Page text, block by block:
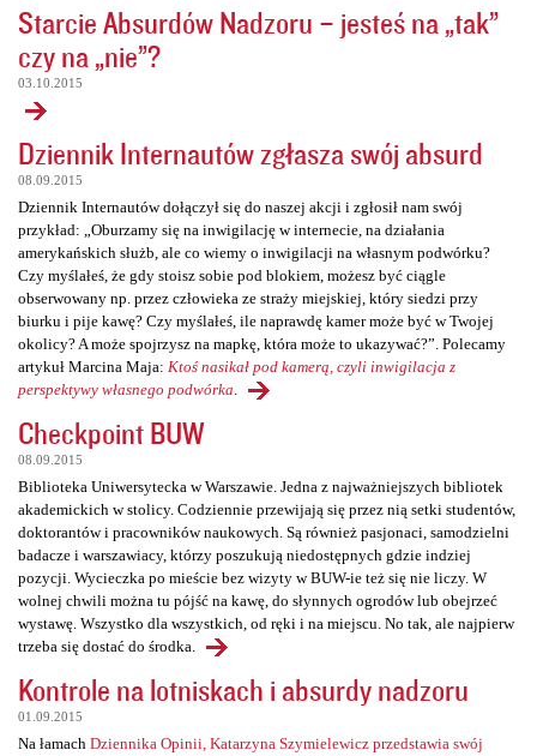
Starcie Absurdów Nadzoru – jesteś na „tak”
czy na „nie”?
03.10.2015
Dziennik Internautów zgłasza swój absurd
08.09.2015
Dziennik Internautów dołączył się do naszej akcji i zgłosił nam swój
przykład: „Oburzamy się na inwigilację w internecie, na działania
amerykańskich służb, ale co wiemy o inwigilacji na własnym podwórku?
Czy myślałeś, że gdy stoisz sobie pod blokiem, możesz być ciągle
obserwowany np. przez człowieka ze straży miejskiej, który siedzi przy
biurku i pije kawę? Czy myślałeś, ile naprawdę kamer może być w Twojej
okolicy? A może spojrzysz na mapkę, która może to ukazywać?”. Polecamy
artykuł Marcina Maja: Ktoś nasikał pod kamerą, czyli inwigilacja z
perspektywy własnego podwórka
Checkpoint BUW
08.09.2015
Biblioteka Uniwersytecka w Warszawie. Jedna z najważniejszych bibliotek
akademickich w stolicy. Codziennie przewijają się przez nią setki studentów,
doktorantów i pracowników naukowych. Są również pasjonaci, samodzielni
badacze i warszawiacy, którzy poszukują niedostępnych gdzie indziej
pozycji. Wycieczka po mieście bez wizyty w BUW-ie też się nie liczy. W
wolnej chwili można tu pójść na kawę, do słynnych ogrodów lub obejrzeć
wystawę. Wszystko dla wszystkich, od ręki i na miejscu. No tak, ale najpierw
trzeba się dostać do środka.
Kontrole na lotniskach i absurdy nadzoru
01.09.2015
Na łamach Dziennika Opinii, Katarzyna Szymielewicz przedstawia swój